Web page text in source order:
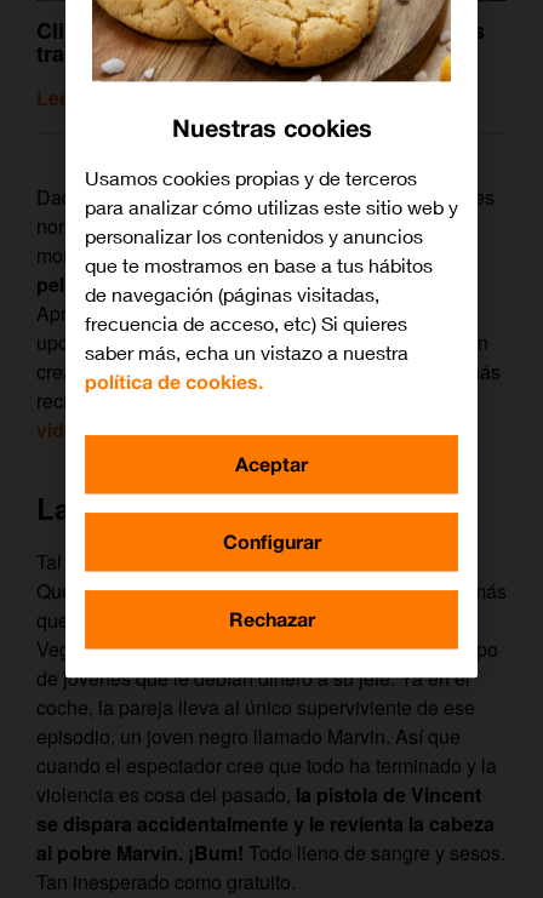
Clint Eastwood, un repaso por sus mejores
trabajos, que ya puedes ver Orange TV
Leer artículo relacionado
Dado que es raro asistir a un estreno de Tarantino, es
normal que celebremos que en estos mismos
momentos esté rodando la que será
su décima
película en una carrera que dura ya 26 años
Aprovechamos que el director ya prepara su ‘Once
upon a time in Hollywood’ para repasar el cine de un
creador de culto al que se odia o se ama, y cuyas más
recientes películas las puedes disfrutar en
videoclub de Orange TV.
La violencia sin complejos
Tal vez la escena que mejor resume la carrera de
Quentin Tarantino es la que sucede en su película más
querida, ‘Pulp Fiction’ (1994): los mafiosos Vincent
Vega y Jules Winnfield vienen de asesinar a un grupo
de jóvenes que le debían dinero a su jefe. Ya en el
coche, la pareja lleva al único superviviente de ese
episodio, un joven negro llamado Marvin. Así que
cuando el espectador cree que todo ha terminado y la
violencia es cosa del pasado, la pistola de Vincent
se dispara accidentalmente y le revienta la cabeza
al pobre Marvin. ¡Bum! Todo lleno de sangre y sesos.
Tan inesperado como gratuito.
Nuestras cookies
Usamos cookies propias y de terceros
para analizar cómo utilizas este sitio web y
personalizar los contenidos y anuncios
que te mostramos en base a tus hábitos
de navegación (páginas visitadas,
frecuencia de acceso, etc) Si quieres
saber más, echa un vistazo a nuestra
política de cookies.
Configurar
Rechazar
Aceptar